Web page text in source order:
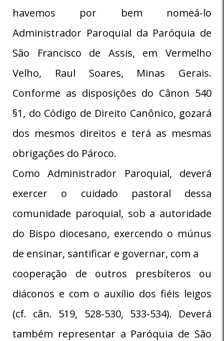
havemos por bem nomeá-lo
Administrador Paroquial da Paróquia de
São Francisco de Assis, em Vermelho
Velho, Raul Soares, Minas Gerais.
Conforme as disposições do Cânon 540
§1, do Código de Direito Canônico, gozará
dos mesmos direitos e terá as mesmas
obrigações do Pároco.
Como Administrador Paroquial, deverá
exercer o cuidado pastoral dessa
comunidade paroquial, sob a autoridade
do Bispo diocesano, exercendo o múnus
de ensinar, santificar e governar, com a
cooperação de outros presbíteros ou
diáconos e com o auxílio dos fiéis leigos
(cf. cân. 519, 528-530, 533-534). Deverá
também representar a Paróquia de São